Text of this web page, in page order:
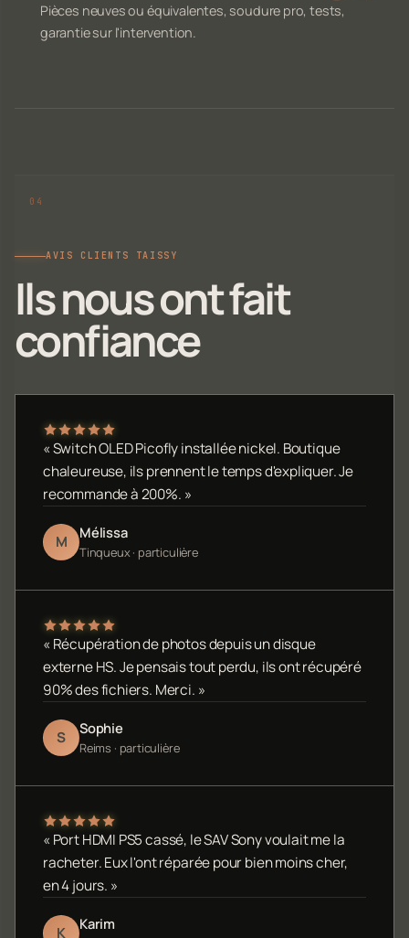
Pièces neuves ou équivalentes, soudure pro, tests,
garantie sur l'intervention.
AVIS CLIENTS TAISSY
Ils nous ont fait
confiance
« Switch OLED Picofly installée nickel. Boutique
chaleureuse, ils prennent le temps d'expliquer. Je
recommande à 200%. »
M Mélissa
Tinqueux · particulière
« Récupération de photos depuis un disque
externe HS. Je pensais tout perdu, ils ont récupéré
90% des fichiers. Merci. »
S Sophie
Reims · particulière
« Port HDMI PS5 cassé, le SAV Sony voulait me la
racheter. Eux l'ont réparée pour bien moins cher,
en 4 jours. »
K Karim